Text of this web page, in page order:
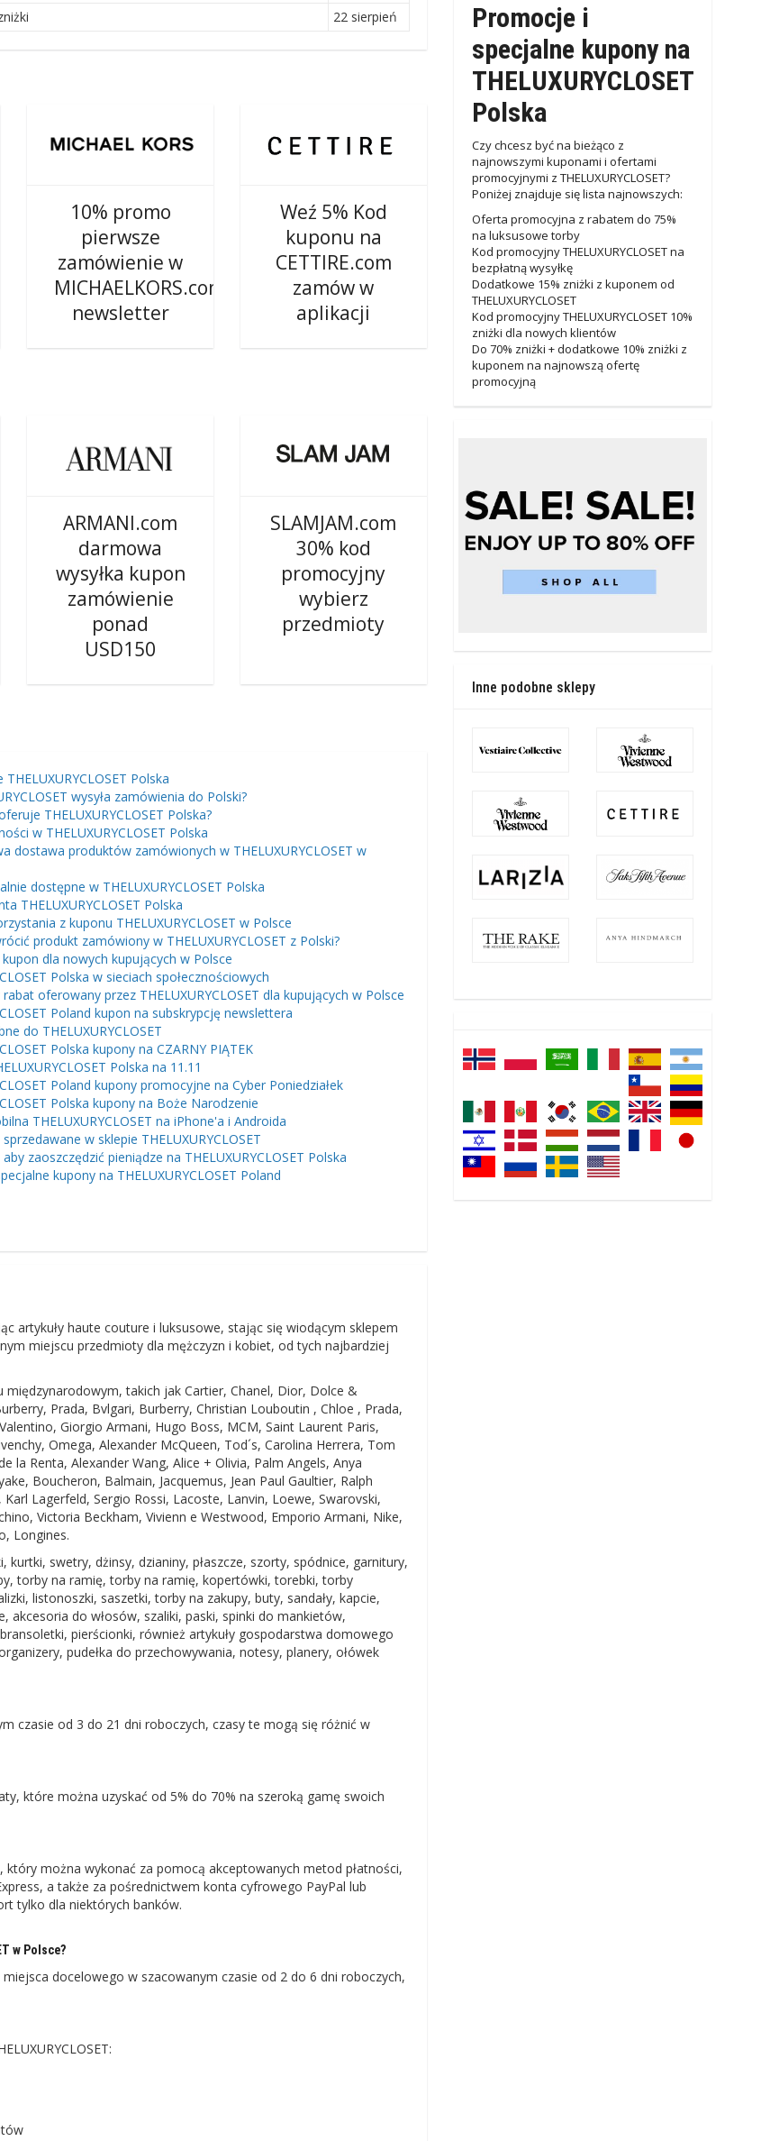
22 sierpień
10% promo
pierwsze
zamówienie w
MICHAELKORS.com
newsletter
Weź 5% Kod
kuponu na
CETTIRE.com
zamów w
aplikacji
ARMANI.com
darmowa
wysyłka kupon
zamówienie
ponad
USD150
SLAMJAM.com
30% kod
promocyjny
wybierz
przedmioty
Polska
wysyła zamówienia do Polski?
THELUXURYCLOSET Polska?
w THELUXURYCLOSET Polska
dostawa produktów zamówionych w THELUXURYCLOSET w
dostępne w THELUXURYCLOSET Polska
THELUXURYCLOSET Polska
z kuponu THELUXURYCLOSET w Polsce
produkt zamówiony w THELUXURYCLOSET z Polski?
kupon dla nowych kupujących w Polsce
Polska w sieciach społecznościowych
oferowany przez THELUXURYCLOSET dla kupujących w Polsce
Poland kupon na subskrypcję newslettera
do THELUXURYCLOSET
Polska kupony na CZARNY PIĄTEK
Polska na 11.11
Poland kupony promocyjne na Cyber ​​Poniedziałek
Polska kupony na Boże Narodzenie
THELUXURYCLOSET na iPhone'a i Androida
w sklepie THELUXURYCLOSET
zaoszczędzić pieniądze na THELUXURYCLOSET Polska
kupony na THELUXURYCLOSET Poland
artykuły haute couture i luksusowe, stając się wiodącym sklepem
miejscu przedmioty dla mężczyzn i kobiet, od tych najbardziej
międzynarodowym, takich jak Cartier, Chanel, Dior, Dolce &
Prada, Bvlgari, Burberry, Christian Louboutin , Chloe , Prada,
Giorgio Armani, Hugo Boss, MCM, Saint Laurent Paris,
Omega, Alexander McQueen, Tod´s, Carolina Herrera, Tom
la Renta, Alexander Wang, Alice + Olivia, Palm Angels, Anya
Boucheron, Balmain, Jacquemus, Jean Paul Gaultier, Ralph
Lagerfeld, Sergio Rossi, Lacoste, Lanvin, Loewe, Swarovski,
Victoria Beckham, Vivienn e Westwood, Emporio Armani, Nike,
Longines.
kurtki, swetry, dżinsy, dzianiny, płaszcze, szorty, spódnice, garnitury,
torby na ramię, torby na ramię, kopertówki, torebki, torby
listonoszki, saszetki, torby na zakupy, buty, sandały, kapcie,
akcesoria do włosów, szaliki, paski, spinki do mankietów,
pierścionki, również artykuły gospodarstwa domowego
pudełka do przechowywania, notesy, planery, ołówek
czasie od 3 do 21 dni roboczych, czasy te mogą się różnić w
które można uzyskać od 5% do 70% na szeroką gamę swoich
który można wykonać za pomocą akceptowanych metod płatności,
a także za pośrednictwem konta cyfrowego PayPal lub
tylko dla niektórych banków.
w Polsce?
docelowego w szacowanym czasie od 2 do 6 dni roboczych,
Promocje i
specjalne kupony na
THELUXURYCLOSET
Polska
Czy chcesz być na bieżąco z
najnowszymi kuponami i ofertami
promocyjnymi z THELUXURYCLOSET?
Poniżej znajduje się lista najnowszych:
Oferta promocyjna z rabatem do 75%
na luksusowe torby
Kod promocyjny THELUXURYCLOSET na
bezpłatną wysyłkę
Dodatkowe 15% zniżki z kuponem od
THELUXURYCLOSET
Kod promocyjny THELUXURYCLOSET 10%
zniżki dla nowych klientów
Do 70% zniżki + dodatkowe 10% zniżki z
kuponem na najnowszą ofertę
promocyjną
Inne podobne sklepy